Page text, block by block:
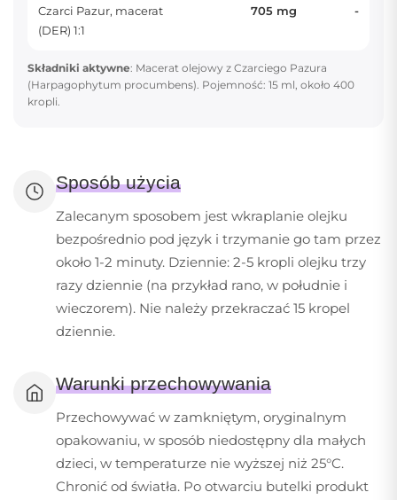
Czarci Pazur, macerat
(DER) 1:1
705 mg -
Składniki aktywne: Macerat olejowy z Czarciego Pazura
(Harpagophytum procumbens). Pojemność: 15 ml, około 400
kropli.
Sposób użycia
Zalecanym sposobem jest wkraplanie olejku
bezpośrednio pod język i trzymanie go tam przez
około 1-2 minuty. Dziennie: 2-5 kropli olejku trzy
razy dziennie (na przykład rano, w południe i
wieczorem). Nie należy przekraczać 15 kropel
dziennie.
Warunki przechowywania
Przechowywać w zamkniętym, oryginalnym
opakowaniu, w sposób niedostępny dla małych
dzieci, w temperaturze nie wyższej niż 25°C.
Chronić od światła. Po otwarciu butelki produkt